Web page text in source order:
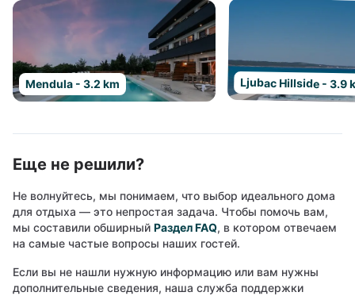
Mendula - 3.2 km Ljubac Hillside - 3.9
Еще не решили?
Не волнуйтесь, мы понимаем, что выбор идеального дома
для отдыха — это непростая задача. Чтобы помочь вам,
мы составили обширный Раздел FAQ, в котором отвечаем
на самые частые вопросы наших гостей.
Если вы не нашли нужную информацию или вам нужны
дополнительные сведения, наша служба поддержки